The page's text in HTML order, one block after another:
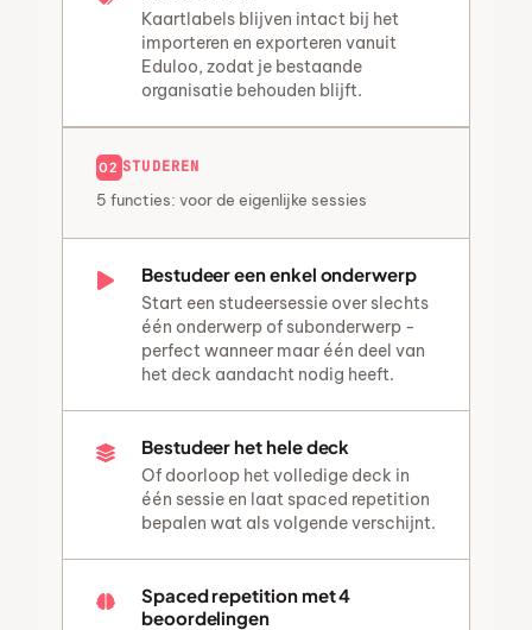
Kaartlabels blijven intact bij het
importeren en exporteren vanuit
Eduloo, zodat je bestaande
organisatie behouden blijft.
02 STUDEREN
5 functies: voor de eigenlijke sessies
Bestudeer een enkel onderwerp
Start een studeersessie over slechts
één onderwerp of subonderwerp -
perfect wanneer maar één deel van
het deck aandacht nodig heeft.
Bestudeer het hele deck
Of doorloop het volledige deck in
één sessie en laat spaced repetition
bepalen wat als volgende verschijnt.
Spaced repetition met 4
beoordelingen